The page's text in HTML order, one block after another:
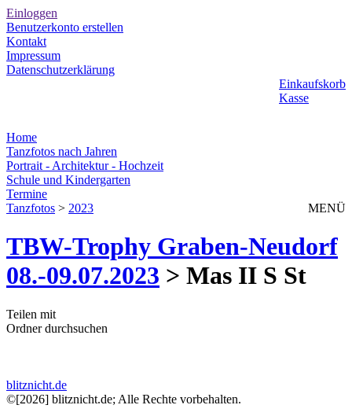
Einloggen
Benutzerkonto erstellen
Kontakt
Impressum
Datenschutzerklärung
Einkaufskorb
Kasse
Home
Tanzfotos nach Jahren
Portrait - Architektur - Hochzeit
Schule und Kindergarten
Termine
MENÜ
Tanzfotos > 2023
TBW-Trophy Graben-Neudorf
08.-09.07.2023 > Mas II S St
Teilen mit
Ordner durchsuchen
blitznicht.de
©[2026] blitznicht.de; Alle Rechte vorbehalten.